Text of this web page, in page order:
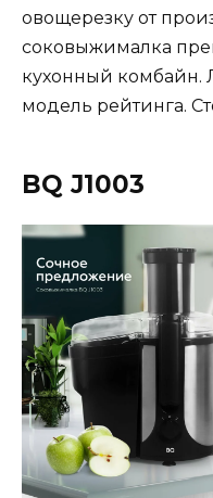
овощерезку от
соковыжималка
кухонный комбайн.
модель рейтинга.
BQ J1003